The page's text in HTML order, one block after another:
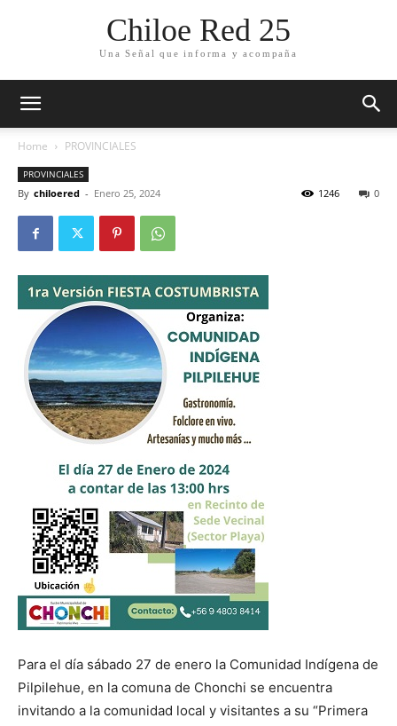
Chiloe Red 25
Una Señal que informa y acompaña
Home PROVINCIALES
PROVINCIALES
By chiloered - Enero 25, 2024 0
1246
Para el día sábado 27 de enero la Comunidad Indígena de
Pilpilehue, en la comuna de Chonchi se encuentra
invitando a la comunidad local y visitantes a su “Primera